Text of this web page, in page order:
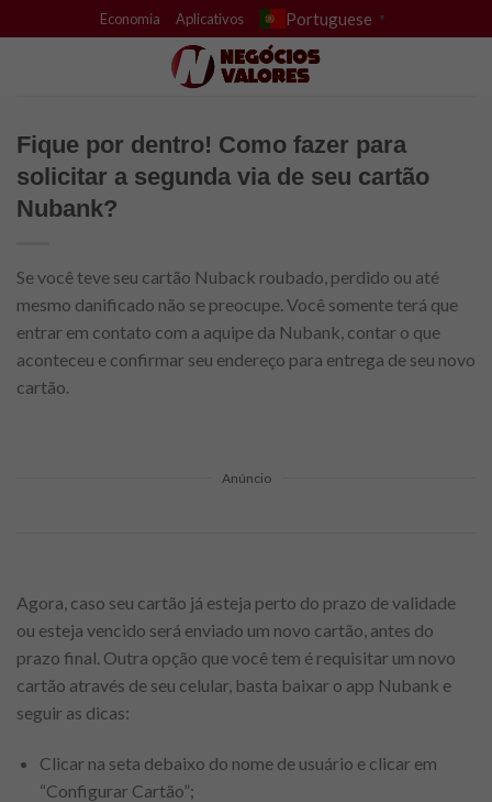
to
Economia Aplicativos Portuguese ▼
Fique por dentro! Como fazer para
solicitar a segunda via de seu cartão
Nubank?
Se você teve seu cartão Nuback roubado, perdido ou até
mesmo danificado não se preocupe. Você somente terá que
entrar em contato com a aquipe da Nubank, contar o que
aconteceu e confirmar seu endereço para entrega de seu novo
cartão.
Anúncio
Agora, caso seu cartão já esteja perto do prazo de validade
ou esteja vencido será enviado um novo cartão, antes do
prazo final. Outra opção que você tem é requisitar um novo
cartão através de seu celular, basta baixar o app Nubank e
seguir as dicas:
Clicar na seta debaixo do nome de usuário e clicar em
“Configurar Cartão”;